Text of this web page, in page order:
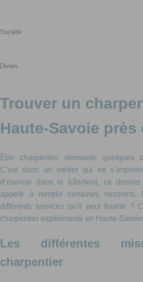
Société
Divers
Trouver un
Haute-Savoie près
Être charpentier demande quelques
C’est donc un métier qui ne
d’exercer dans le bâtiment, ce
appelé à remplir certaines missions.
différents services qu’il peut fournir ?
charpentier expérimenté en Haute-
Les différentes
charpentier